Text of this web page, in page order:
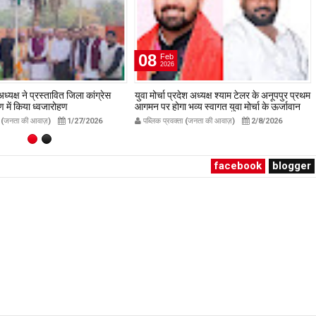
अध्यक्ष श्याम टेलर के अनूपपुर प्रथम
स्वागत युवा मोर्चा के ऊर्जावान
मिश्रा ने सभी युवाओं से सहभागिता
(जनता की आवाज़) 2/8/2026
07 Jul
2026
रामनगर पुलिस ने छत्तीसगढ़ खपाने जा रही 234
लीटर अवैध अंग्रेजी शराब पकड़ी, 03 तस्कर
गिरफ्तार, लग्ज़री इनोवा जब्त
publicpravakta.com
पब्लिक प्रवक्ता (जनता की आवाज़) 7/7/2026
facebook blogger